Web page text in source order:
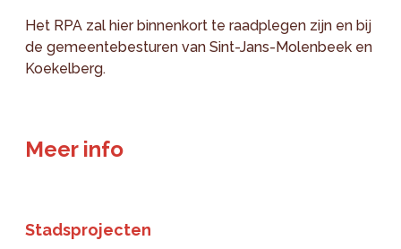
Het RPA zal hier binnenkort te raadplegen zijn en bij
de gemeentebesturen van Sint-Jans-Molenbeek en
Koekelberg.
Meer info
Stadsprojecten